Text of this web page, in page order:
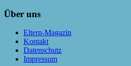
Über uns
Eltern-Magazin
Kontakt
Datenschutz
Impressum